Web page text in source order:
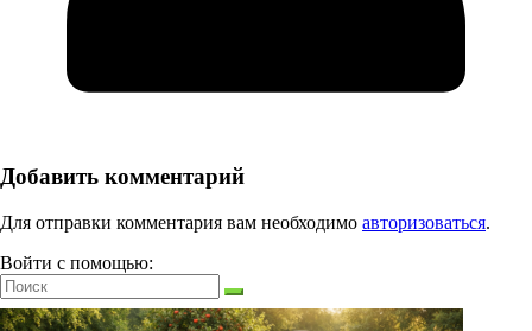
Добавить комментарий
Для отправки комментария вам необходимо авторизоваться.
Войти с помощью: